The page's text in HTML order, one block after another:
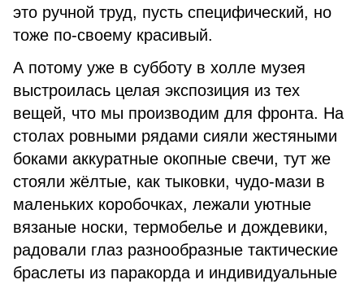
это ручной труд, пусть специфический, но
тоже по-своему красивый.
А потому уже в субботу в холле музея
выстроилась целая экспозиция из тех
вещей, что мы производим для фронта. На
столах ровными рядами сияли жестяными
боками аккуратные окопные свечи, тут же
стояли жёлтые, как тыковки, чудо-мази в
маленьких коробочках, лежали уютные
вязаные носки, термобелье и дождевики,
радовали глаз разнообразные тактические
браслеты из паракорда и индивидуальные